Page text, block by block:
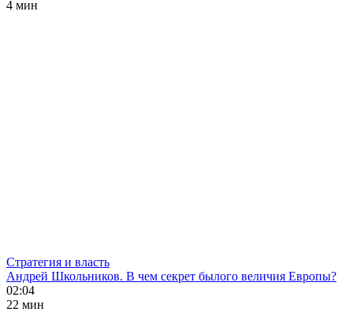
4 мин
Стратегия и власть
Андрей Школьников. В чем секрет былого величия Европы?
02:04
22 мин